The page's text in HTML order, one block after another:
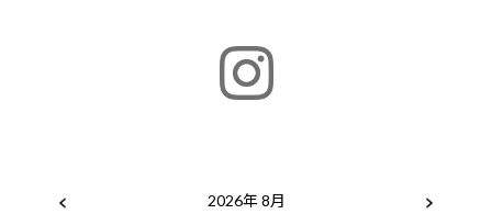
2026年 8月